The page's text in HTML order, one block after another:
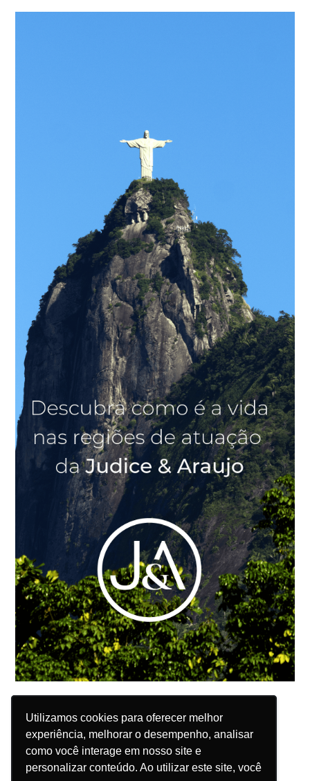
Utilizamos cookies para oferecer melhor
experiência, melhorar o desempenho, analisar
como você interage em nosso site e
personalizar conteúdo. Ao utilizar este site, você
Utilizamos cookies para oferecer melhor
experiência, melhorar o desempenho, analisar
como você interage em nosso site e
personalizar conteúdo. Ao utilizar este site, você